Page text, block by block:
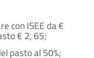
con ISEE da €
€ 2, 65;
pasto al 50%;